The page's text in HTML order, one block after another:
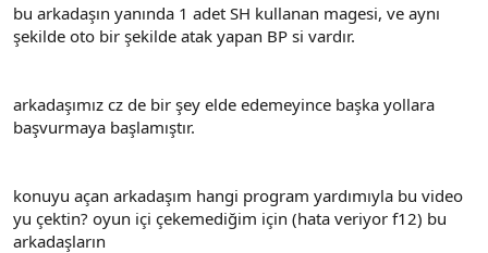
bu arkadaşın yanında 1 adet SH kullanan magesi, ve aynı
şekilde oto bir şekilde atak yapan BP si vardır.
arkadaşımız cz de bir şey elde edemeyince başka yollara
başvurmaya başlamıştır.
konuyu açan arkadaşım hangi program yardımıyla bu video
yu çektin? oyun içi çekemediğim için (hata veriyor f12) bu
arkadaşların